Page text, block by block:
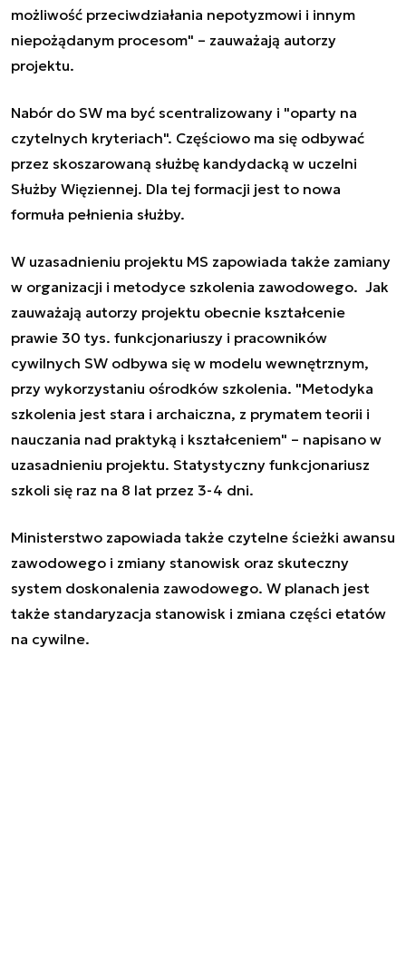
możliwość przeciwdziałania nepotyzmowi i innym
niepożądanym procesom" – zauważają autorzy
projektu.
Nabór do SW ma być scentralizowany i "oparty na
czytelnych kryteriach". Częściowo ma się odbywać
przez skoszarowaną służbę kandydacką w uczelni
Służby Więziennej. Dla tej formacji jest to nowa
formuła pełnienia służby.
W uzasadnieniu projektu MS zapowiada także zamiany
w organizacji i metodyce szkolenia zawodowego. Jak
zauważają autorzy projektu obecnie kształcenie
prawie 30 tys. funkcjonariuszy i pracowników
cywilnych SW odbywa się w modelu wewnętrznym,
przy wykorzystaniu ośrodków szkolenia. "Metodyka
szkolenia jest stara i archaiczna, z prymatem teorii i
nauczania nad praktyką i kształceniem" – napisano w
uzasadnieniu projektu. Statystyczny funkcjonariusz
szkoli się raz na 8 lat przez 3-4 dni.
Ministerstwo zapowiada także czytelne ścieżki awansu
zawodowego i zmiany stanowisk oraz skuteczny
system doskonalenia zawodowego. W planach jest
także standaryzacja stanowisk i zmiana części etatów
na cywilne.